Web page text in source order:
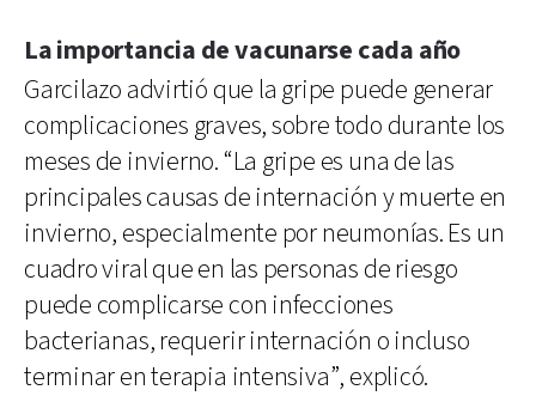
La importancia de vacunarse cada año
Garcilazo advirtió que la gripe puede generar
complicaciones graves, sobre todo durante los
meses de invierno. “La gripe es una de las
principales causas de internación y muerte en
invierno, especialmente por neumonías. Es un
cuadro viral que en las personas de riesgo
puede complicarse con infecciones
bacterianas, requerir internación o incluso
terminar en terapia intensiva”, explicó.